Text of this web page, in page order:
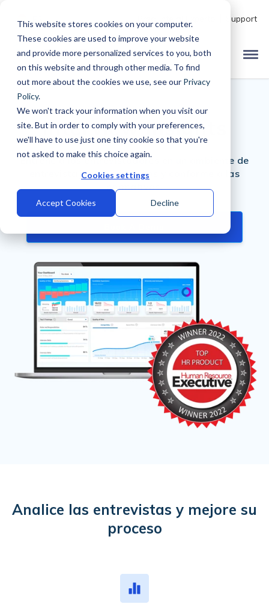
This website stores cookies on your computer.
These cookies are used to improve your website
and provide more personalized services to you, both
on this website and through other media. To find
out more about the cookies we use, see our Privacy
Policy.
We won't track your information when you visit our
site. But in order to comply with your preferences,
we'll have to use just one tiny cookie so that you're
not asked to make this choice again.
Cookies settings
Accept Cookies Decline
Support
Interview Insights
Entrene a los entrevistadores en un ambiente de
entrevista justo, sin sesgos y conforme a las
normativas.
Analice las entrevistas y mejore su
proceso